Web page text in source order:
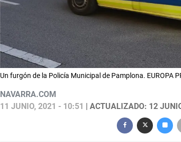
Un furgón de la Policía Municipal de Pamplona. EUROPA
NAVARRA.COM
11 JUNIO, 2021 - 10:51 | ACTUALIZADO: 12